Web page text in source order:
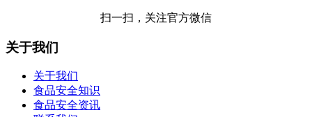
扫一扫，关注官方微信
关于我们
关于我们
食品安全知识
食品安全资讯